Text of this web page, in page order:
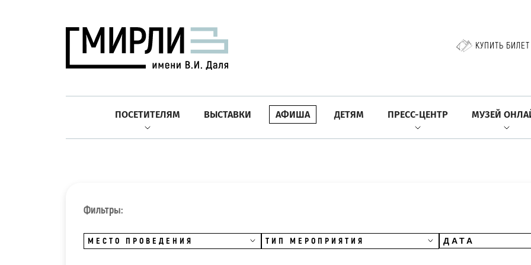
КУПИТЬ БИЛЕТ
ПОСЕТИТЕЛЯМ ВЫСТАВКИ АФИША ДЕТЯМ ПРЕСС-ЦЕНТР МУЗЕЙ
Фильтры:
МЕСТО ПРОВЕДЕНИЯ ТИП МЕРОПРИЯТИЯ